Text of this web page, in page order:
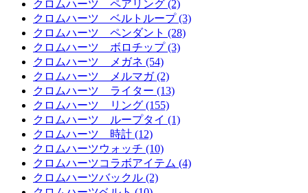
クロムハーツ ペアリング (2)
クロムハーツ ベルトループ (3)
クロムハーツ ペンダント (28)
クロムハーツ ボロチップ (3)
クロムハーツ メガネ (54)
クロムハーツ メルマガ (2)
クロムハーツ ライター (13)
クロムハーツ リング (155)
クロムハーツ ループタイ (1)
クロムハーツ 時計 (12)
クロムハーツウォッチ (10)
クロムハーツコラボアイテム (4)
クロムハーツバックル (2)